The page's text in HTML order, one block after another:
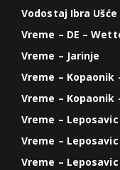
Vodostaj Ibra Ušće
Vreme – DE –
Vreme – Jarinje
Vreme – Kopaonik
Vreme – Kopaonik
Vreme –
Vreme –
Vreme –